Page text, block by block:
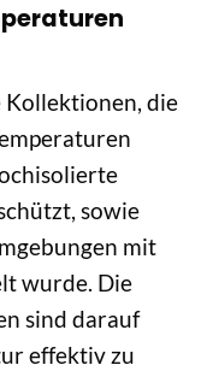
Kollektionen, die
sowie
mit
wurde. Die
sind darauf
effektiv zu